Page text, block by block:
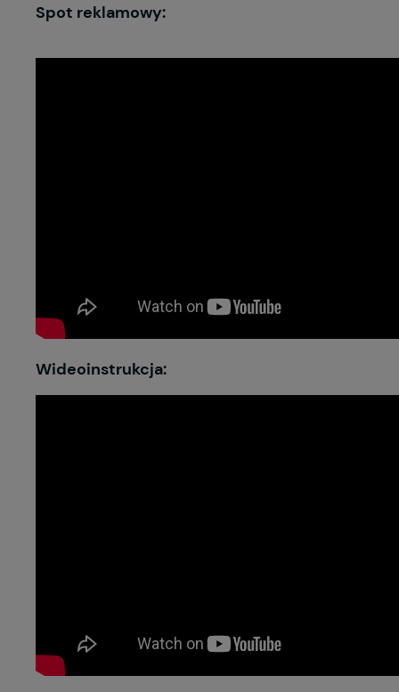
Spot reklamowy:
Wideoinstrukcja: